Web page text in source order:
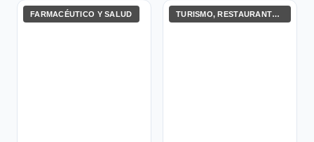
FARMACÉUTICO Y SALUD TURISMO, RESTAURANTES Y ENTRETENIMIENTO